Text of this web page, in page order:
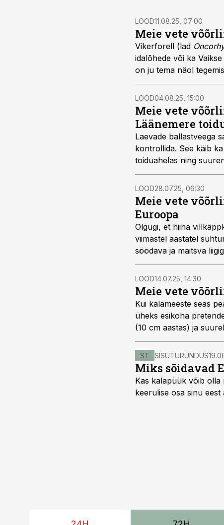
LOOD11.08.25, 07:00
Meie vete
Vikerforell (lad
idalõhede või ka
on ju tema näol
LOOD04.08.25, 15:00
Meie vete
Läänemere
Laevade ballastveega
kontrollida. See käib
toiduahelas ning
LOOD28.07.25, 06:30
Meie vete
Euroopa
Olgugi, et hiina
viimastel aastatel
söödava ja maitsva
keema pannud.
LOOD14.07.25, 14:30
Meie vete
Kui kalameeste seas
üheks esikoha
(10 cm aastas) ja
kalaliike, kuna on
ST SISUTURUNDUS
Miks sõidavad
Kas kalapüük võib olla
keerulise osa sinu eest